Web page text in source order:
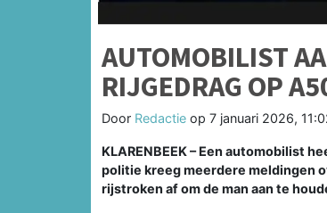
AUTOMOBILIST
RIJGEDRAG OP
Door Redactie op 7 januari 2026,
KLARENBEEK – Een automobilist
politie kreeg meerdere meldingen
rijstroken af om de man aan te